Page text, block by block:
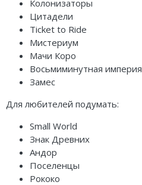
Колонизаторы
Цитадели
Ticket to Ride
Мистериум
Мачи Коро
Восьмиминутная империя
Замес
Для любителей подумать:
Small World
Знак Древних
Андор
Поселенцы
Рококо